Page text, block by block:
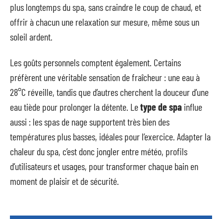
plus longtemps du spa, sans craindre le coup de chaud, et
offrir à chacun une relaxation sur mesure, même sous un
soleil ardent.
Les goûts personnels comptent également. Certains
préfèrent une véritable sensation de fraîcheur : une eau à
28°C réveille, tandis que d’autres cherchent la douceur d’une
eau tiède pour prolonger la détente. Letype de spa influe
aussi : les spas de nage supportent très bien des
températures plus basses, idéales pour l’exercice. Adapter la
chaleur du spa, c’est donc jongler entre météo, profils
d’utilisateurs et usages, pour transformer chaque bain en
moment de plaisir et de sécurité.